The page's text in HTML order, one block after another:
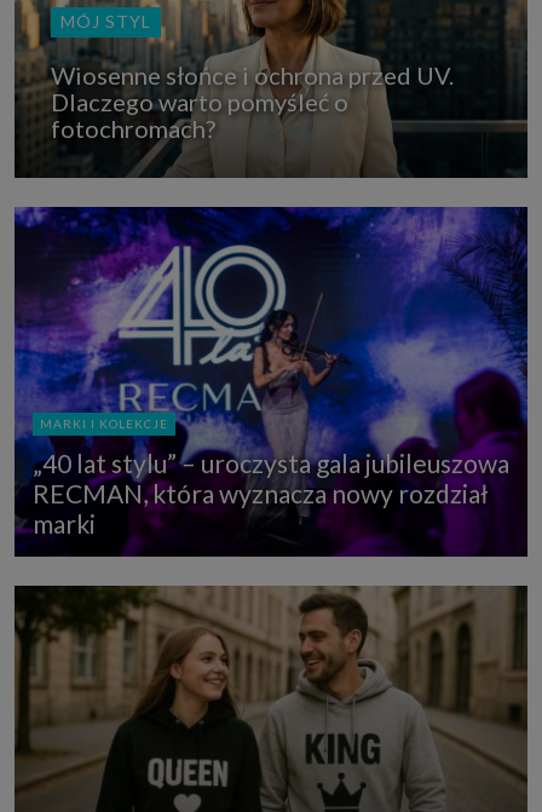
MÓJ STYL
Wiosenne słońce i ochrona przed UV.
Dlaczego warto pomyśleć o
fotochromach?
MARKI I KOLEKCJE
„40 lat stylu” – uroczysta gala jubileuszowa
RECMAN, która wyznacza nowy rozdział
marki